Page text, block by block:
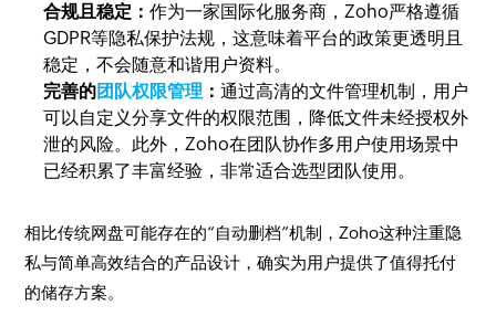
合规且稳定：作为一家国际化服务商，Zoho严格遵循
GDPR等隐私保护法规，这意味着平台的政策更透明且
稳定，不会随意和谐用户资料。
完善的团队权限管理 ：通过高清的文件管理机制，用户
可以自定义分享文件的权限范围，降低文件未经授权外
泄的风险。此外，Zoho在团队协作多用户使用场景中
已经积累了丰富经验，非常适合选型团队使用。
相比传统网盘可能存在的“自动删档”机制，Zoho这种注重隐
私与简单高效结合的产品设计，确实为用户提供了值得托付
的储存方案。